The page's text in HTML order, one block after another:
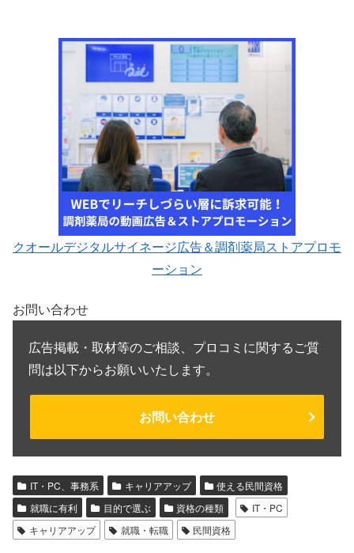
クオールデジタルサイネージ広告＆調剤薬局ストアプロモ
ーション
お問い合わせ
広告掲載・取材等のご相談、プロコミに関するご質
問は以下からお願いいたします。
お問い合わせ
IT・PC、事務系 キャリアアップ
使える民間資格
就職に有利
目的で選ぶ 資格の種類
IT・PC
キャリアアップ
就職・転職 民間資格